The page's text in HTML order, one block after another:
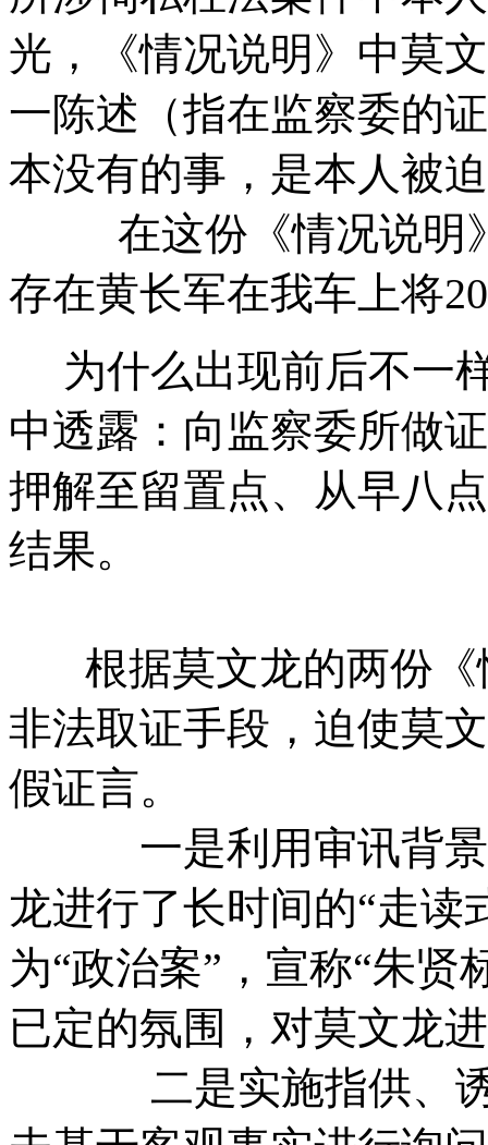
光，《情况说明》中莫
一陈述（指在监察委的
本没有的事，是本人被
在这份《情况说明》
存在黄长军在我车上将
为什么出现前后不一
中透露：向监察委所做
押解至留置点、从早八
结果。
根据莫文龙的两份《
非法取证手段，迫使莫
假证言。
一是利用审讯背景
龙进行了长时间的“走读
为“政治案”，宣称“朱贤
已定的氛围，对莫文龙
二是实施指供、诱